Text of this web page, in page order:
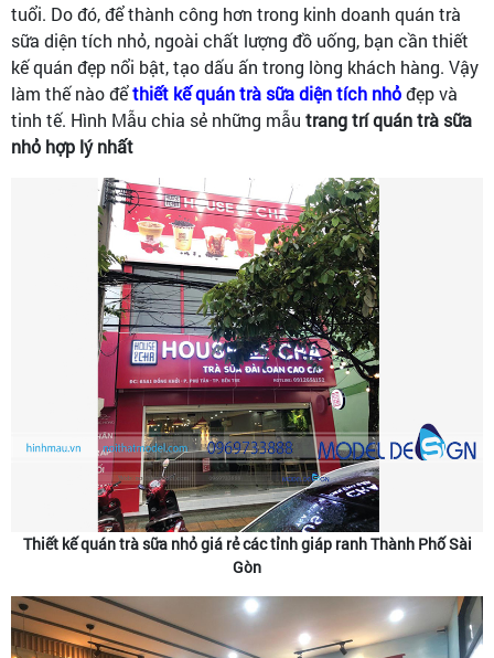
tuổi. Do đó, để thành công hơn trong kinh doanh quán trà
sữa diện tích nhỏ, ngoài chất lượng đồ uống, bạn cần thiết
kế quán đẹp nổi bật, tạo dấu ấn trong lòng khách hàng. Vậy
làm thế nào đểthiết kế quán trà sữa diện tích nhỏđẹp và
tinh tế. Hình Mẫu chia sẻ những mẫu trang trí quán trà sữa
nhỏ hợp lý nhất
Thiết kế quán trà sữa nhỏ giá rẻ các tỉnh giáp ranh Thành Phố Sài
Gòn